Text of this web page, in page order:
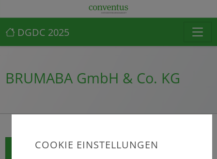
DGDC 2025
BRUMABA GmbH & Co. KG
COOKIE EINSTELLUNGEN